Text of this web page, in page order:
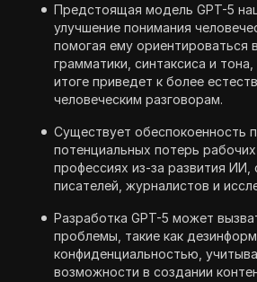
Предстоящая модель GPT-5
улучшение понимания
помогая ему ориентироваться
грамматики, синтаксиса и
итоге приведет к более
человеческим разговорам.
Существует обеспокоенность
потенциальных потерь
профессиях из-за развития ИИ,
писателей, журналистов и
Разработка GPT-5 может
проблемы, такие как
конфиденциальностью,
возможности в создании